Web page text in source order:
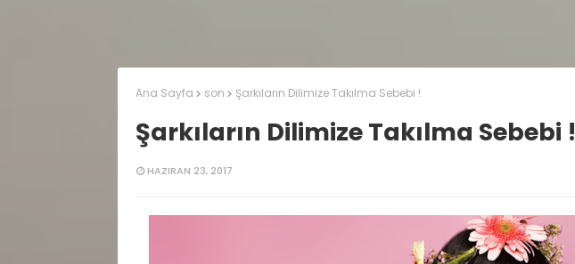
Ana Sayfa son Şarkıların Dilimize Takılma Sebebi !
Şarkıların Dilimize Takılma Sebebi !
HAZIRAN 23, 2017